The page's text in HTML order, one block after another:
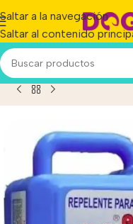
Saltar a la navegación
Saltar al contenido
A Otra Parte P/